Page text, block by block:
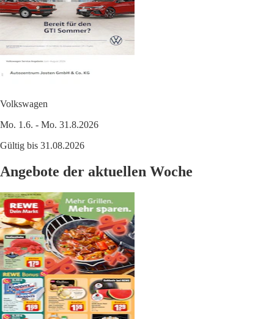
Volkswagen
Mo. 1.6. - Mo. 31.8.2026
Gültig bis 31.08.2026
Angebote der aktuellen Woche